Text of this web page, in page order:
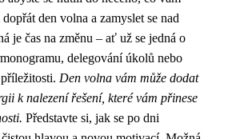
den volna a zamyslet se nad
je čas na změnu – ať už se jedná o
delegování úkolů nebo
Den volna vám může dodat
k nalezení řešení, které vám přinese
Představte si, jak se po dni